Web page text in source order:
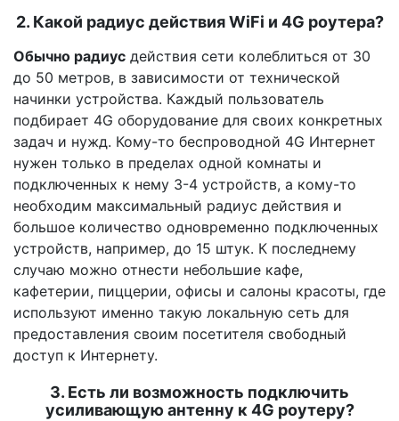
2. Какой радиус действия WiFi и 4G роутера?
Обычно радиус действия сети колеблиться от 30
до 50 метров, в зависимости от технической
начинки устройства. Каждый пользователь
подбирает 4G оборудование для своих конкретных
задач и нужд. Кому-то беспроводной 4G Интернет
нужен только в пределах одной комнаты и
подключенных к нему 3-4 устройств, а кому-то
необходим максимальный радиус действия и
большое количество одновременно подключенных
устройств, например, до 15 штук. К последнему
случаю можно отнести небольшие кафе,
кафетерии, пиццерии, офисы и салоны красоты, где
используют именно такую локальную сеть для
предоставления своим посетителя свободный
доступ к Интернету.
3. Есть ли возможность подключить
усиливающую антенну к 4G роутеру?